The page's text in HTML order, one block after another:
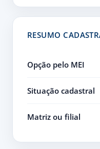
RESUMO
Opção pelo MEI
Situação cadastral
Matriz ou filial